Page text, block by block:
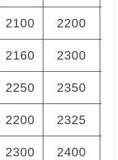
2100 2200
2160 2300
2250 2350
2200 2325
2300 2400